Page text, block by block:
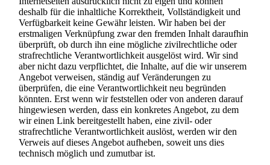
deshalb für die inhaltliche Korrektheit, Vollständigkeit und
Verfügbarkeit keine Gewähr leisten. Wir haben bei der
erstmaligen Verknüpfung zwar den fremden Inhalt daraufhin
überprüft, ob durch ihn eine mögliche zivilrechtliche oder
strafrechtliche Verantwortlichkeit ausgelöst wird. Wir sind
aber nicht dazu verpflichtet, die Inhalte, auf die wir unserem
Angebot verweisen, ständig auf Veränderungen zu
überprüfen, die eine Verantwortlichkeit neu begründen
könnten. Erst wenn wir feststellen oder von anderen darauf
hingewiesen werden, dass ein konkretes Angebot, zu dem
wir einen Link bereitgestellt haben, eine zivil- oder
strafrechtliche Verantwortlichkeit auslöst, werden wir den
Verweis auf dieses Angebot aufheben, soweit uns dies
technisch möglich und zumutbar ist.